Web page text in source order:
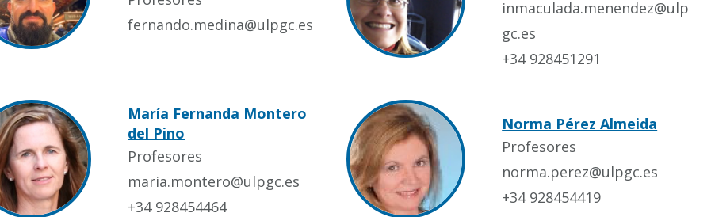
fernando.medina@ulpgc.es
inmaculada.menendez@ulp
gc.es
+34 928451291
María Fernanda Montero
del Pino
Profesores
maria.montero@ulpgc.es
+34 928454464
Norma Pérez Almeida
Profesores
norma.perez@ulpgc.es
+34 928454419